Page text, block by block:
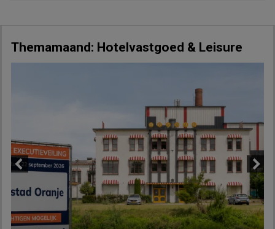
Themamaand: Hotelvastgoed & Leisure
Next